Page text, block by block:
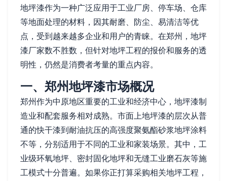
地坪漆作为一种广泛应用于工业厂房、停车场、仓库
等地面处理的材料，因其耐磨、防尘、易清洁等优
点，受到越来越多企业和用户的青睐。在郑州，地坪
漆厂家数不胜数，但针对地坪工程的报价和服务的透
明性，仍然是消费者考量的重点内容。
一、郑州地坪漆市场概况
郑州作为中原地区重要的工业和经济中心，地坪漆制
造业和配套服务相对成熟。市面上地坪漆的层次从普
通的快干漆到耐油抗压的高强度聚氨酯砂浆地坪涂料
不等，分别适用于不同的工业和家装场景。其中，工
业级环氧地坪、密封固化地坪和无缝工业磨石灰等施
工模式十分普遍。如果你正打算采购相关地坪工程，